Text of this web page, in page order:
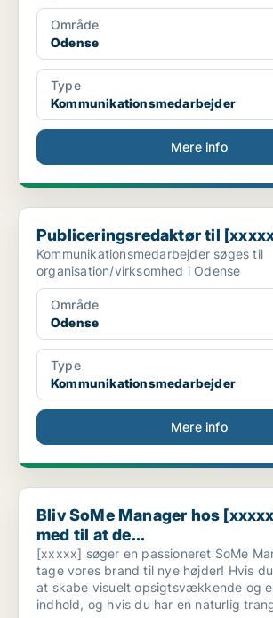
Område
Odense
Type
Kommunikationsmedarbejder
Mere info
Publiceringsredaktør til [xxxxx] Echo
Publiceringsredaktør til
Kommunikationsmedarbejder søges til
organisation/virksomhed i Odense
Område
Odense
Type
Kommunikationsmedarbejder
Mere info
Bliv SoMe Manager hos [xxxxx] og vær
Bliv SoMe Manager hos
med til at de...
[xxxxx] søger en passioneret SoMe
tage vores brand til nye højder! Hvis
at skabe visuelt opsigtsvækkende og
indhold, og hvis du har en naturlig